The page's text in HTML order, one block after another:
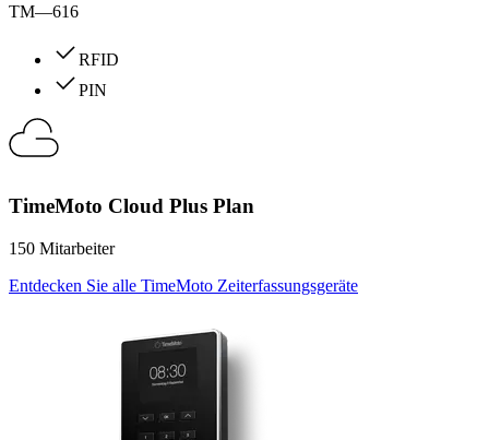
TM—616
RFID
PIN
TimeMoto Cloud Plus Plan
150 Mitarbeiter
Entdecken Sie alle TimeMoto Zeiterfassungsgeräte